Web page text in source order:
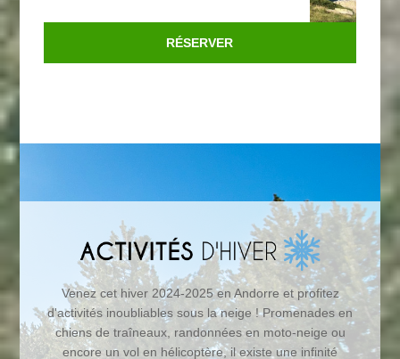
RÉSERVER
Venez cet hiver 2024-2025 en Andorre et profitez
d'activités inoubliables sous la neige ! Promenades en
chiens de traîneaux, randonnées en moto-neige ou
encore un vol en hélicoptère, il existe une infinité